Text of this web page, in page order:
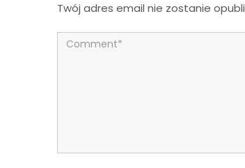
Twój adres email nie zostanie